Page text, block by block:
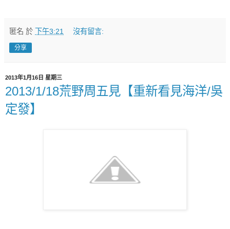
匿名 於 下午3:21 沒有留言:
分享
2013年1月16日 星期三
2013/1/18荒野周五見【重新看見海洋/吳
定發】